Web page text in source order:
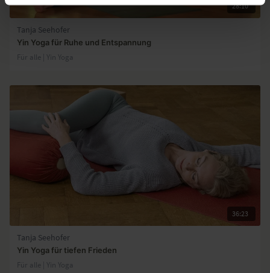
28:10
Tanja Seehofer
Yin Yoga für Ruhe und Entspannung
Für alle | Yin Yoga
36:23
Tanja Seehofer
Yin Yoga für tiefen Frieden
Für alle | Yin Yoga